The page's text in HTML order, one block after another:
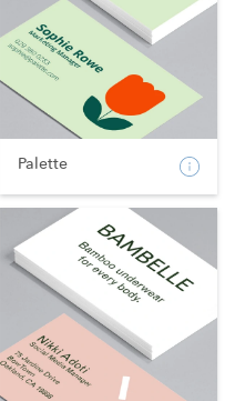
Palette